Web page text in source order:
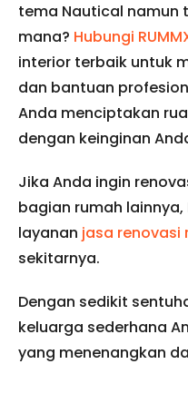
tema Nautical namun
mana? Hubungi
interior terbaik untuk
dan bantuan
Anda menciptakan
dengan keinginan
Jika Anda ingin
bagian rumah lainnya,
layanan jasa renovasi
sekitarnya.
Dengan sedikit
keluarga sederhana
yang menenangkan